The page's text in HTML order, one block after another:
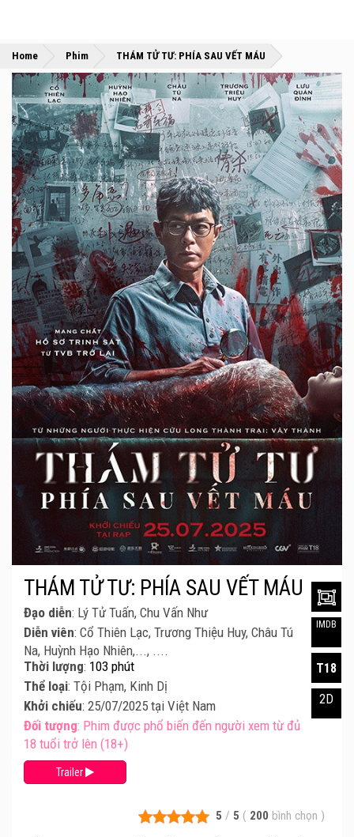
Home »
Phim »
THÁM TỬ TƯ: PHÍA SAU VẾT MÁU
5 / 5 ( 200 bình chọn )
THÁM TỬ TƯ: PHÍA SAU VẾT MÁU
Đạo diễn: Lý Tử Tuấn, Chu Vấn Như
Diễn viên: Cổ Thiên Lạc, Trương Thiệu Huy, Châu Tú
Na, Huỳnh Hạo Nhiên,..., ....
Thời lượng: 103 phút
Thể loại: Tội Phạm, Kinh Dị
Khởi chiếu: 25/07/2025 tại Việt Nam
Đối tượng: Phim được phổ biến đến người xem từ đủ
18 tuổi trở lên (18+)
Trailer
IMDB
T18
2D